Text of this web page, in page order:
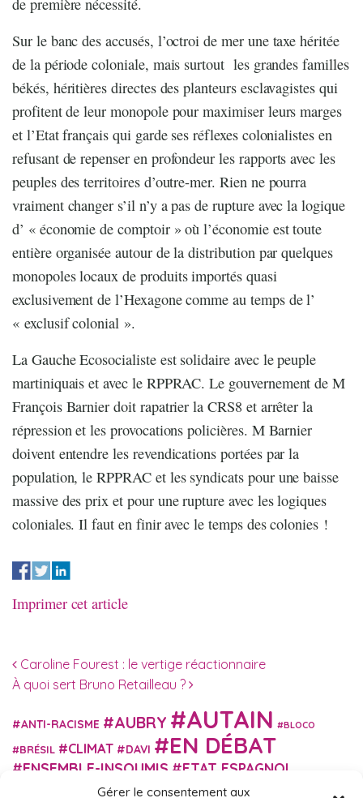
Gérer le consentement aux
de première nécessité.
Sur le banc des accusés, l’octroi de mer une taxe héritée
de la période coloniale, mais surtout les grandes familles
békés, héritières directes des planteurs esclavagistes qui
profitent de leur monopole pour maximiser leurs marges
et l’Etat français qui garde ses réflexes colonialistes en
refusant de repenser en profondeur les rapports avec les
peuples des territoires d’outre-mer. Rien ne pourra
vraiment changer s’il n’y a pas de rupture avec la logique
d’ « économie de comptoir » où l’économie est toute
entière organisée autour de la distribution par quelques
monopoles locaux de produits importés quasi
exclusivement de l’Hexagone comme au temps de l’
« exclusif colonial ».
La Gauche Ecosocialiste est solidaire avec le peuple
martiniquais et avec le RPPRAC. Le gouvernement de M
François Barnier doit rapatrier la CRS8 et arrêter la
répression et les provocations policières. M Barnier
doivent entendre les revendications portées par la
population, le RPPRAC et les syndicats pour une baisse
massive des prix et pour une rupture avec les logiques
coloniales. Il faut en finir avec le temps des colonies !
Imprimer cet article
Navigation des articles
Caroline Fourest : le vertige réactionnaire
À quoi sert Bruno Retailleau ?
ANTI-RACISME AUBRY AUTAIN BLOCO
BRÉSIL CLIMAT DAVI EN DÉBAT
ENSEMBLE-INSOUMIS ETAT ESPAGNOL
EUROPE EXTRÊME DROITE FASCISME